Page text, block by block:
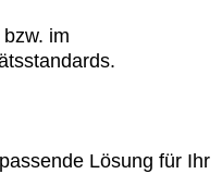
im
Lösung für Ihr